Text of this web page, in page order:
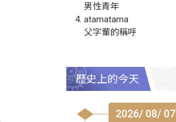
男性青年
atamatama
父字輩的稱呼
歷史上的今天
2026/ 08/ 07